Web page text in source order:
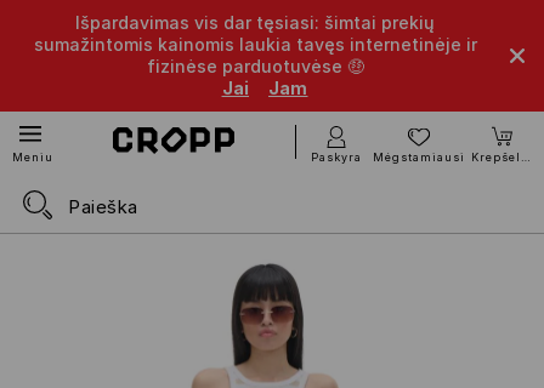
Išpardavimas vis dar tęsiasi: šimtai prekių
sumažintomis kainomis laukia tavęs internetinėje ir
fizinėse parduotuvėse 🤑
Jai
Jam
Meniu Paskyra Mėgstamiausi Krepšelis